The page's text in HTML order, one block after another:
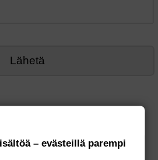
– evästeillä parempi